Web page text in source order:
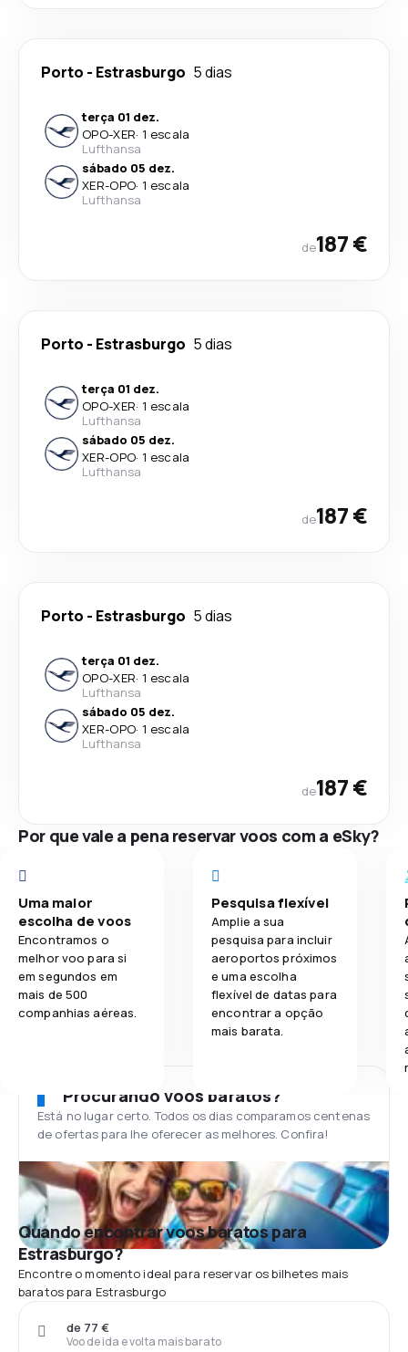
Porto - Estrasburgo 5 dias
terça 01 dez.
OPO-XER· 1 escala
Lufthansa
sábado 05 dez.
XER-OPO· 1 escala
Lufthansa
de187 €
Porto - Estrasburgo 5 dias
terça 01 dez.
OPO-XER· 1 escala
Lufthansa
sábado 05 dez.
XER-OPO· 1 escala
Lufthansa
de187 €
Porto - Estrasburgo 5 dias
terça 01 dez.
OPO-XER· 1 escala
Lufthansa
sábado 05 dez.
XER-OPO· 1 escala
Lufthansa
de187 €
Por que vale a pena reservar voos com a eSky?
Uma maior
escolha de voos
Encontramos o
melhor voo para si
em segundos em
mais de 500
companhias aéreas.
Pesquisa flexível
Amplie a sua
pesquisa para incluir
aeroportos próximos
e uma escolha
flexível de datas para
encontrar a opção
mais barata.
Procurando voos baratos?
Está no lugar certo. Todos os dias comparamos centenas
de ofertas para lhe oferecer as melhores. Confira!
Quando encontrar voos baratos para
Estrasburgo?
Encontre o momento ideal para reservar os bilhetes mais
baratos para Estrasburgo
Voo de ida e volta mais barato
de 77 €